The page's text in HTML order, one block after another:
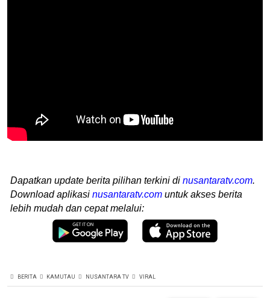
Dapatkan update berita pilihan terkini di nusantaratv.com.
Download aplikasi nusantaratv.com untuk akses berita
lebih mudah dan cepat melalui:
BERITA KAMUTAU NUSANTARA TV VIRAL